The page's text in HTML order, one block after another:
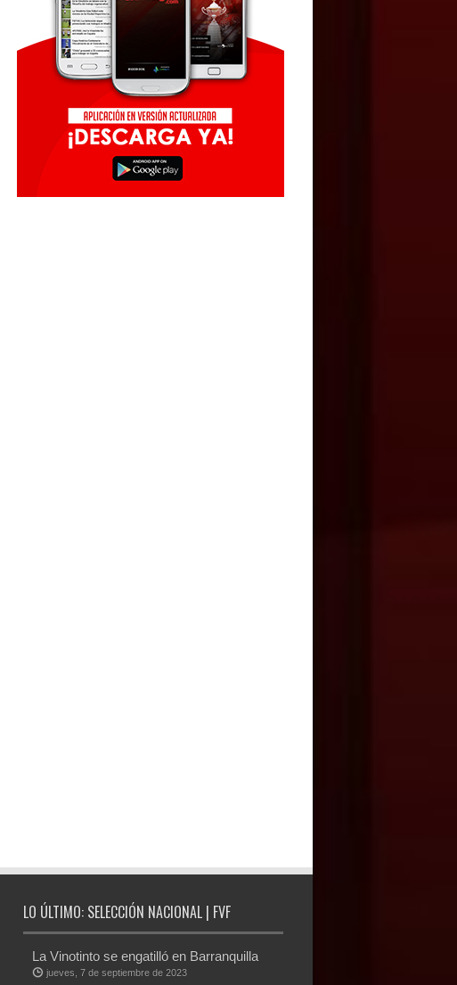
LO ÚLTIMO: SELECCIÓN NACIONAL | FVF
La Vinotinto se engatilló en Barranquilla
jueves, 7 de septiembre de 2023